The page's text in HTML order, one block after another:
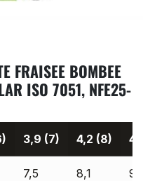
FRAISEE BOMBEE
ISO 7051, NFE25-
3,9 (7) 4,2 (8)
7,5 8,1